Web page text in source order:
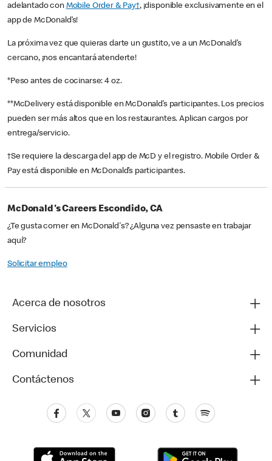
adelantado con Mobile Order & Pay†, ¡disponible exclusivamente en el
app de McDonald’s!
La próxima vez que quieras darte un gustito, ve a un McDonald’s
cercano, ¡nos encantará atenderte!
*Peso antes de cocinarse: 4 oz.
**McDelivery está disponible en McDonald’s participantes. Los precios
pueden ser más altos que en los restaurantes. Aplican cargos por
entrega/servicio.
†Se requiere la descarga del app de McD y el registro. Mobile Order &
Pay está disponible en McDonald’s participantes.
McDonald's Careers Escondido, CA
¿Te gusta comer en McDonald's? ¿Alguna vez pensaste en trabajar
aquí?
Solicitar empleo
Acerca de nosotros
Servicios
Comunidad
Contáctenos